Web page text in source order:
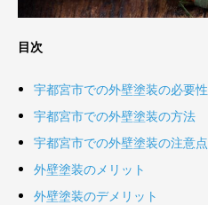
目次
宇都宮市での外壁塗装の必要性
宇都宮市での外壁塗装の方法
宇都宮市での外壁塗装の注意点
外壁塗装のメリット
外壁塗装のデメリット